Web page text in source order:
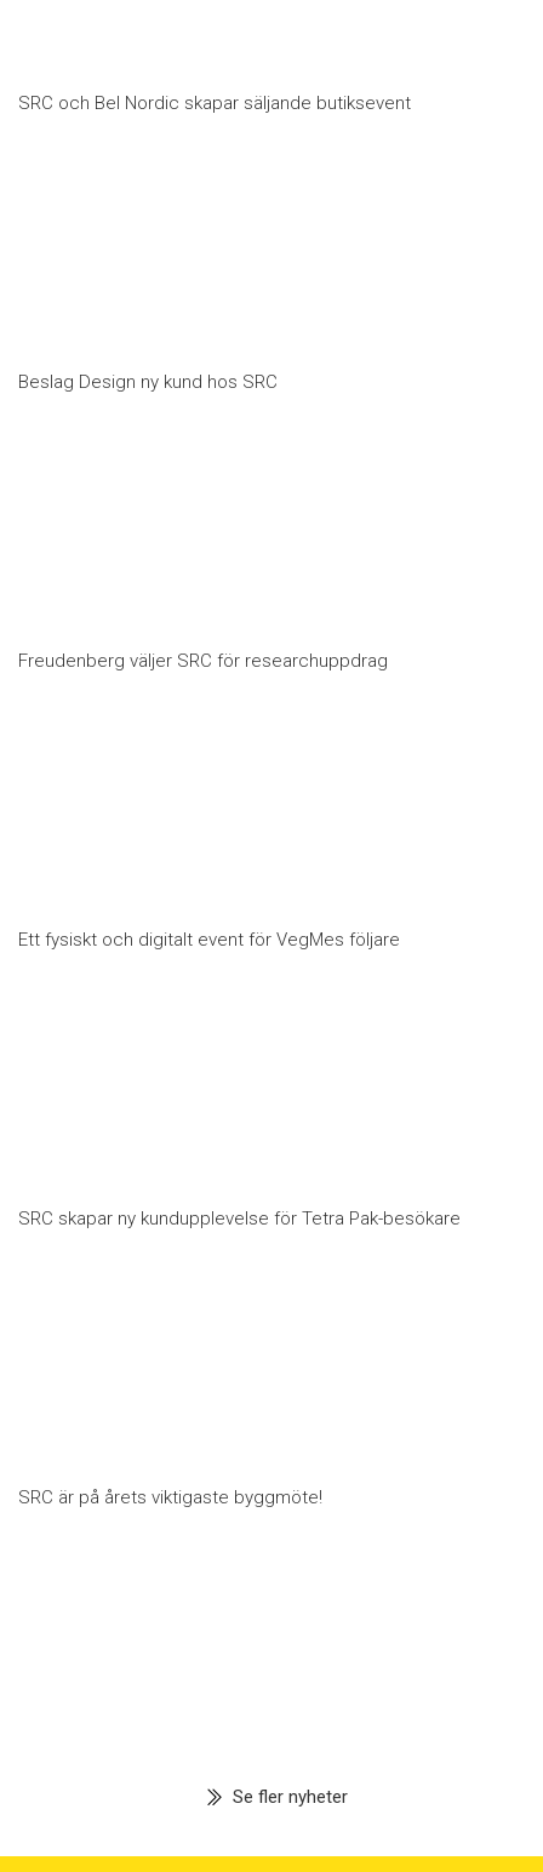
SRC och Bel Nordic skapar säljande butiksevent
Beslag Design ny kund hos SRC
Freudenberg väljer SRC för researchuppdrag
Ett fysiskt och digitalt event för VegMes följare
SRC skapar ny kundupplevelse för Tetra Pak-besökare
SRC är på årets viktigaste byggmöte!
Se fler nyheter